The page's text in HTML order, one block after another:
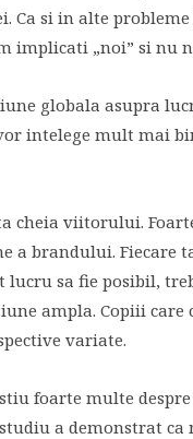
Ca si in alte
implicati „noi” si nu
globala asupra
intelege mult mai
cheia viitorului.
a brandului. Fiecare
lucru sa fie posibil,
ampla. Copiii
variate.
foarte multe
a demonstrat